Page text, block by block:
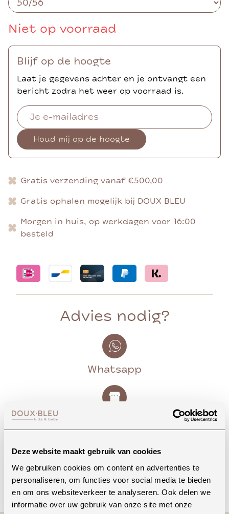
Deze website maakt gebruik van cookies
We gebruiken cookies om content en advertenties te
personaliseren, om functies voor social media te bieden
en om ons websiteverkeer te analyseren. Ook delen we
informatie over uw gebruik van onze site met onze
Niet op voorraad
Blijf op de hoogte
Laat je gegevens achter en je ontvangt een
bericht zodra het weer op voorraad is.
Houd mij op de hoogte
Gratis verzending vanaf €500,00
Gratis ophalen mogelijk bij DOUX BLEU
Morgen in huis, op werkdagen voor 16:00
besteld
Advies nodig?
Whatsapp
Bekijk openingstijden
Bellen